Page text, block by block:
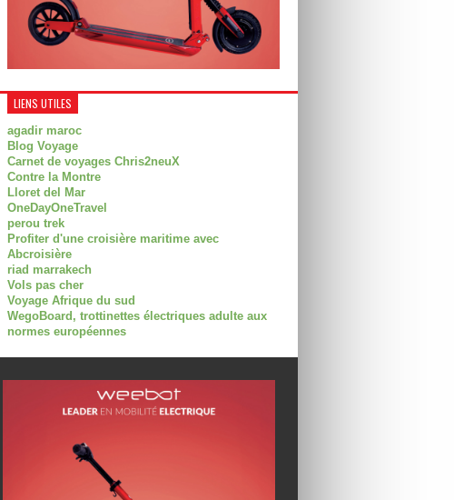
LIENS UTILES
agadir maroc
Blog Voyage
Carnet de voyages Chris2neuX
Contre la Montre
Lloret del Mar
OneDayOneTravel
perou trek
Profiter d'une croisière maritime avec
Abcroisière
riad marrakech
Vols pas cher
Voyage Afrique du sud
WegoBoard, trottinettes électriques adulte aux
normes européennes